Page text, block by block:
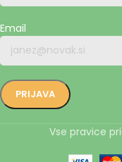
Email
Vse pravice